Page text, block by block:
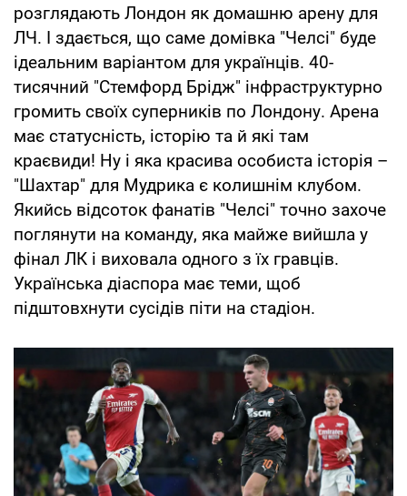
розглядають Лондон як домашню арену для
ЛЧ. І здається, що саме домівка "Челсі" буде
ідеальним варіантом для українців. 40-
тисячний "Стемфорд Брідж" інфраструктурно
громить своїх суперників по Лондону. Арена
має статусність, історію та й які там
краєвиди! Ну і яка красива особиста історія –
"Шахтар" для Мудрика є колишнім клубом.
Якийсь відсоток фанатів "Челсі" точно захоче
поглянути на команду, яка майже вийшла у
фінал ЛК і виховала одного з їх гравців.
Українська діаспора має теми, щоб
підштовхнути сусідів піти на стадіон.